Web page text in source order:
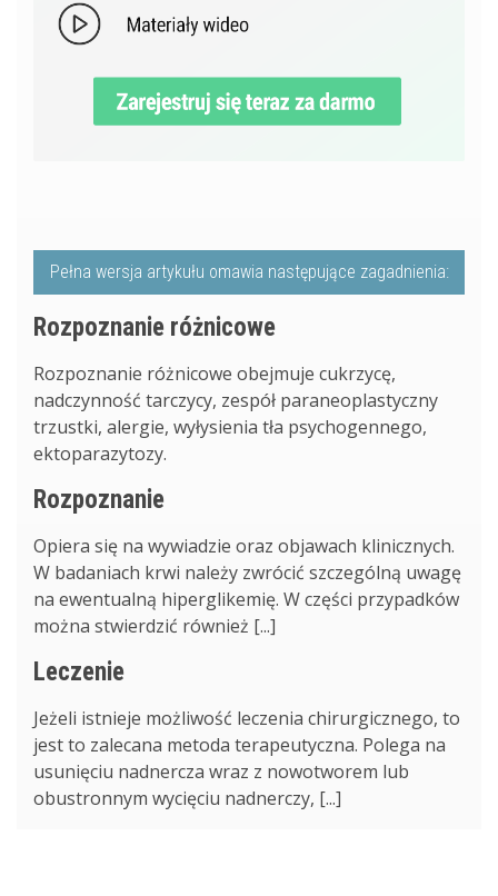
Pełna wersja artykułu omawia następujące zagadnienia:
Rozpoznanie różnicowe
Rozpoznanie różnicowe obejmuje cukrzycę,
nadczynność tarczycy, zespół paraneoplastyczny
trzustki, alergie, wyłysienia tła psychogennego,
ektoparazytozy.
Rozpoznanie
Opiera się na wywiadzie oraz objawach klinicznych.
W badaniach krwi należy zwrócić szczególną uwagę
na ewentualną hiperglikemię. W części przypadków
można stwierdzić również [...]
Leczenie
Jeżeli istnieje możliwość leczenia chirurgicznego, to
jest to zalecana metoda terapeutyczna. Polega na
usunięciu nadnercza wraz z nowotworem lub
obustronnym wycięciu nadnerczy, [...]